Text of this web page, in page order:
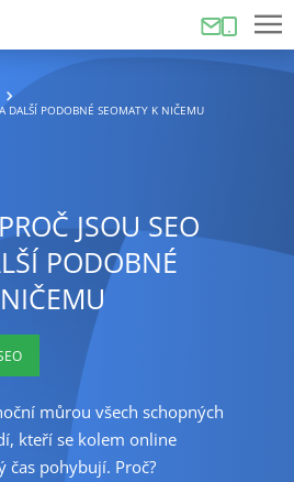
DALŠÍ PODOBNÉ SEOMATY K NIČEMU
JSOU SEO
PODOBNÉ
můrou všech schopných
kteří se kolem online
čas pohybují. Proč?